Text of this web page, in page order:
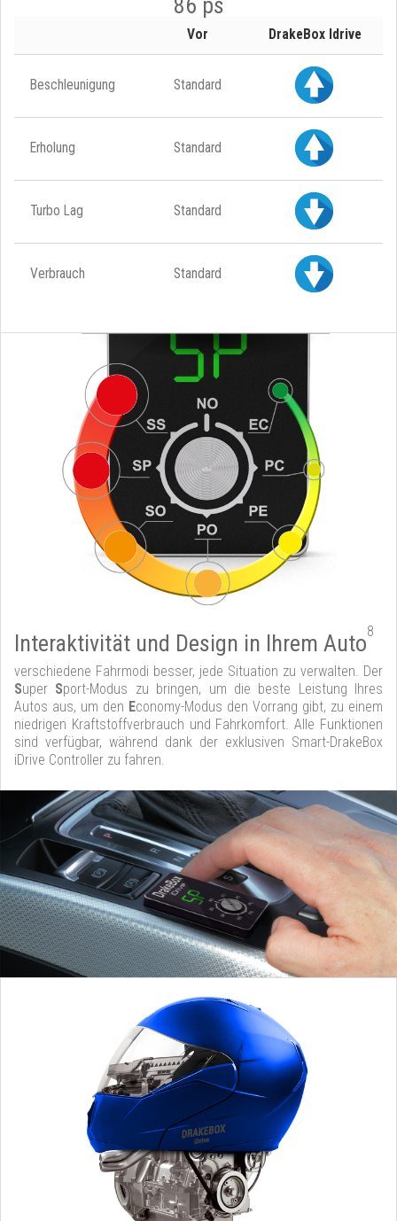
Vor DrakeBox Idrive
Beschleunigung Standard
Erholung Standard
Turbo Lag Standard
Verbrauch Standard
Interaktivität und Design in Ihrem Auto8
verschiedene Fahrmodi besser, jede Situation zu verwalten. Der
Super Sport-Modus zu bringen, um die beste Leistung Ihres
Autos aus, um den Economy-Modus den Vorrang gibt, zu einem
niedrigen Kraftstoffverbrauch und Fahrkomfort. Alle Funktionen
sind verfügbar, während dank der exklusiven Smart-DrakeBox
iDrive Controller zu fahren.